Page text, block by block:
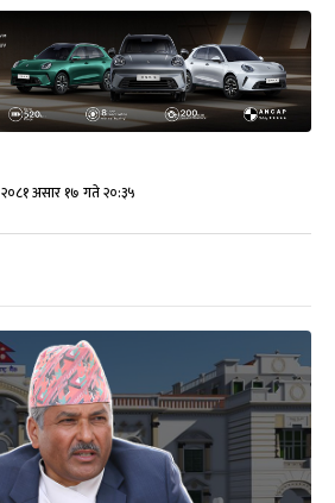
२०८१ असार १७ गते २०:३५